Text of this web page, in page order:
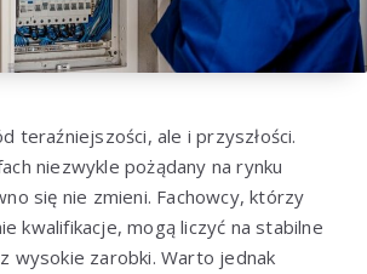
teraźniejszości, ale i przyszłości.
niezwykle pożądany na rynku
się nie zmieni. Fachowcy, którzy
kwalifikacje, mogą liczyć na stabilne
wysokie zarobki. Warto jednak